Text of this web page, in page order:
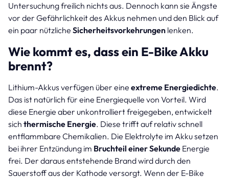
Untersuchung freilich nichts aus. Dennoch kann sie Ängste
vor der Gefährlichkeit des Akkus nehmen und den Blick auf
ein paar nützliche Sicherheitsvorkehrungen lenken.
Wie kommt es, dass ein E-Bike Akku
brennt?
Lithium-Akkus verfügen über eine extreme Energiedichte.
Das ist natürlich für eine Energiequelle von Vorteil. Wird
diese Energie aber unkontrolliert freigegeben, entwickelt
sich thermische Energie. Diese trifft auf relativ schnell
entflammbare Chemikalien. Die Elektrolyte im Akku setzen
bei ihrer Entzündung im Bruchteil einer Sekunde Energie
frei. Der daraus entstehende Brand wird durch den
Sauerstoff aus der Kathode versorgt. Wenn der E-Bike